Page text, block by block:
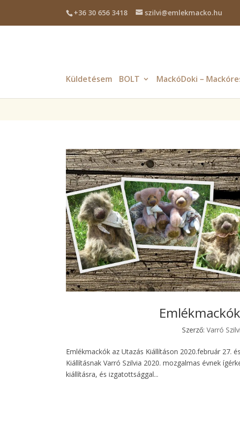
: Required parameter $location follows optional parameter
+36 30 656 3418 szilvi@emlekmacko.hu
Küldetésem BOLT MackóDoki –
Szerző:Varró
Emlékmackók az Utazás Kiállításon 2020.február 27.
Kiállításnak Varró Szilvia 2020. mozgalmas évnek
kiállításra, és izgatottsággal...